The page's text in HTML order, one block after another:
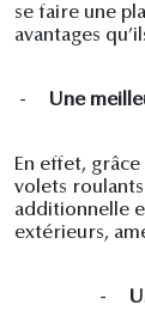
se faire une
avantages
- Une
En effet,
volets
additionnelle
extérieurs,
-